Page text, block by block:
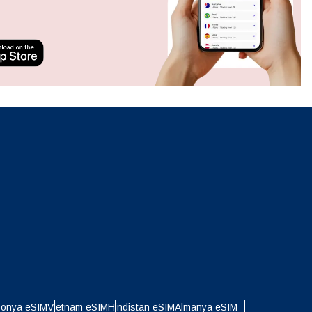
eSIMVietnam eSIMHindistan eSIMAlmanya eSIM